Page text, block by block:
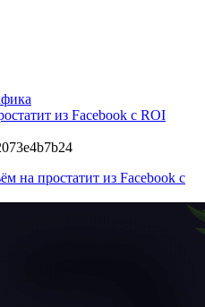
из Facebook с ROI
на простатит из Facebook с